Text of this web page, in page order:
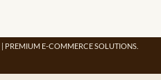
| PREMIUM E-COMMERCE SOLUTIONS.